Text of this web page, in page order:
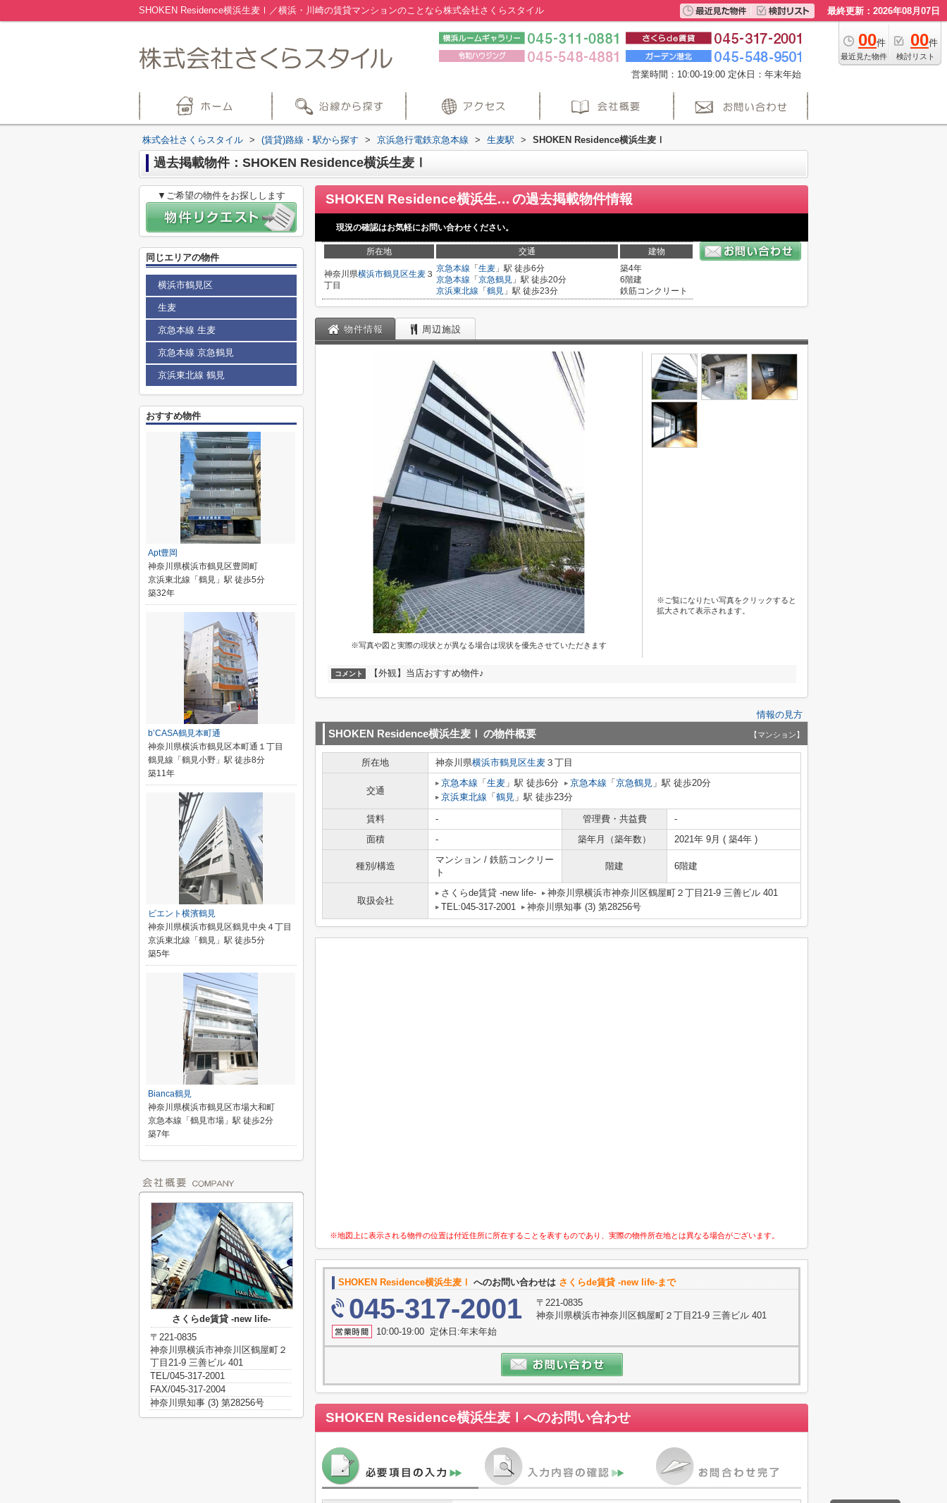
SHOKEN Residence横浜生麦Ⅰ／横浜・川崎の賃貸マンションのことなら株式会社さくらスタイル 最終更新：2026年08月07日
00件
最近見た物件
00件
検討リスト
営業時間：10:00-19:00 定休日：年末年始
株式会社さくらスタイル > (賃貸)路線・駅から探す > 京浜急行電鉄京急本線 > 生麦駅 > SHOKEN Residence横浜生麦Ⅰ
過去掲載物件：SHOKEN Residence横浜生麦Ⅰ
SHOKEN Residence横浜生麦Ⅰ の過去掲載物件情報
現況の確認はお気軽にお問い合わせください。
所在地 交通 建物
神奈川県横浜市鶴見区生麦 ３
丁目
京急本線 「 生麦 」駅 徒歩6分
京急本線 「 京急鶴見 」駅 徒歩20分
京浜東北線 「 鶴見 」駅 徒歩23分
築4年
6階建
鉄筋コンクリート
物件情報 周辺施設
※写真や図と実際の現状とが異なる場合は現状を優先させていただきます
※ご覧になりたい写真をクリックすると
拡大されて表示されます。
コメント 【外観】当店おすすめ物件♪
情報の見方
SHOKEN Residence横浜生麦Ⅰ の物件概要 【マンション】
所在地 神奈川県横浜市鶴見区生麦 ３丁目
交通
京急本線 「 生麦 」駅 徒歩6分 京急本線 「 京急鶴見 」駅 徒歩20分
京浜東北線 「 鶴見 」駅 徒歩23分
賃料 - 管理費・共益費
-
面積
- 築年月（築年数） 2021年 9月 ( 築4年 )
種別/構造
マンション / 鉄筋コンクリー
ト
階建 6階建
取扱会社
さくらde賃貸 -new life-
神奈川県横浜市神奈川区鶴屋町２丁目21-9 三善ビル 401
TEL:045-317-2001
神奈川県知事 (3) 第28256号
※地図上に表示される物件の位置は付近住所に所在することを表すものであり、実際の物件所在地とは異なる場合がございます。
SHOKEN Residence横浜生麦Ⅰ へのお問い合わせは さくらde賃貸 -new life-まで
045-317-2001
〒221-0835
神奈川県横浜市神奈川区鶴屋町２丁目21-9 三善ビル 401
10:00-19:00 定休日:年末年始
SHOKEN Residence横浜生麦Ⅰ へのお問い合わせ
▼ご希望の物件をお探しします
同じエリアの物件
横浜市鶴見区
生麦
京急本線 生麦
京急本線 京急鶴見
京浜東北線 鶴見
おすすめ物件
Apt豊岡
神奈川県横浜市鶴見区豊岡町
京浜東北線「鶴見」駅 徒歩5分
築32年
b’CASA鶴見本町通
神奈川県横浜市鶴見区本町通１丁目
鶴見線「鶴見小野」駅 徒歩8分
築11年
ビエント横濱鶴見
神奈川県横浜市鶴見区鶴見中央４丁目
京浜東北線「鶴見」駅 徒歩5分
築5年
Bianca鶴見
神奈川県横浜市鶴見区市場大和町
京急本線「鶴見市場」駅 徒歩2分
築7年
さくらde賃貸 -new life-
〒221-0835
神奈川県横浜市神奈川区鶴屋町２
丁目21-9 三善ビル 401
TEL/045-317-2001
FAX/045-317-2004
神奈川県知事 (3) 第28256号